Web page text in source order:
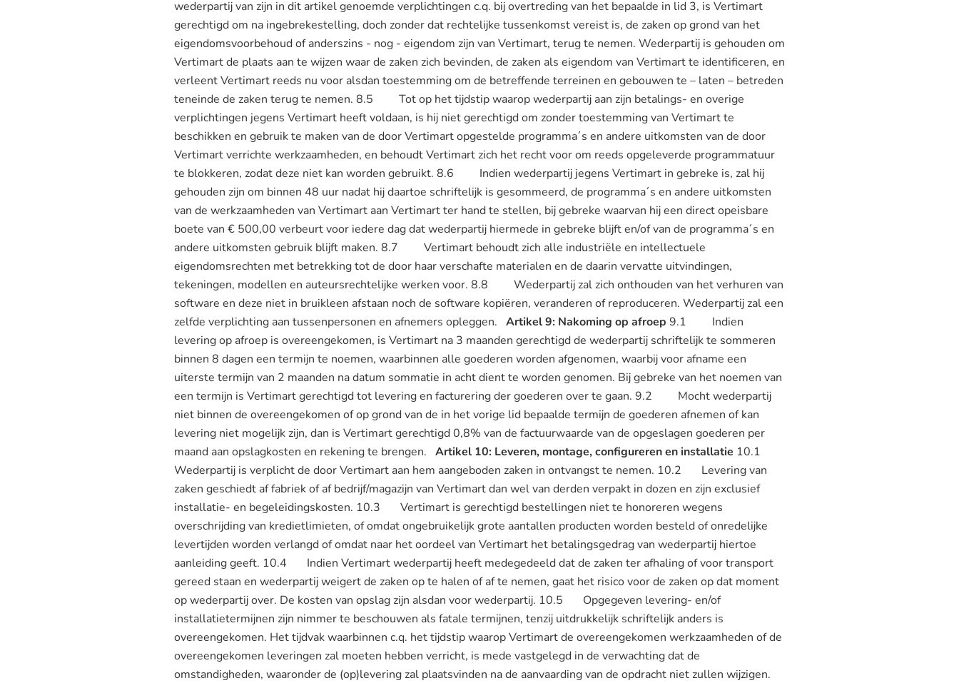
wederpartij van zijn in dit artikel genoemde verplichtingen c.q. bij overtreding van het bepaalde in lid 3, is Vertimart
gerechtigd om na ingebrekestelling, doch zonder dat rechtelijke tussenkomst vereist is, de zaken op grond van het
eigendomsvoorbehoud of anderszins - nog - eigendom zijn van Vertimart, terug te nemen. Wederpartij is gehouden om
Vertimart de plaats aan te wijzen waar de zaken zich bevinden, de zaken als eigendom van Vertimart te identificeren, en
verleent Vertimart reeds nu voor alsdan toestemming om de betreffende terreinen en gebouwen te – laten – betreden
teneinde de zaken terug te nemen. 8.5 Tot op het tijdstip waarop wederpartij aan zijn betalings- en overige
verplichtingen jegens Vertimart heeft voldaan, is hij niet gerechtigd om zonder toestemming van Vertimart te
beschikken en gebruik te maken van de door Vertimart opgestelde programma´s en andere uitkomsten van de door
Vertimart verrichte werkzaamheden, en behoudt Vertimart zich het recht voor om reeds opgeleverde programmatuur
te blokkeren, zodat deze niet kan worden gebruikt. 8.6 Indien wederpartij jegens Vertimart in gebreke is, zal hij
gehouden zijn om binnen 48 uur nadat hij daartoe schriftelijk is gesommeerd, de programma´s en andere uitkomsten
van de werkzaamheden van Vertimart aan Vertimart ter hand te stellen, bij gebreke waarvan hij een direct opeisbare
boete van € 500,00 verbeurt voor iedere dag dat wederpartij hiermede in gebreke blijft en/of van de programma´s en
andere uitkomsten gebruik blijft maken. 8.7 Vertimart behoudt zich alle industriële en intellectuele
eigendomsrechten met betrekking tot de door haar verschafte materialen en de daarin vervatte uitvindingen,
tekeningen, modellen en auteursrechtelijke werken voor. 8.8 Wederpartij zal zich onthouden van het verhuren van
software en deze niet in bruikleen afstaan noch de software kopiëren, veranderen of reproduceren. Wederpartij zal een
zelfde verplichting aan tussenpersonen en afnemers opleggen. Artikel 9: Nakoming op afroep 9.1 Indien
levering op afroep is overeengekomen, is Vertimart na 3 maanden gerechtigd de wederpartij schriftelijk te sommeren
binnen 8 dagen een termijn te noemen, waarbinnen alle goederen worden afgenomen, waarbij voor afname een
uiterste termijn van 2 maanden na datum sommatie in acht dient te worden genomen. Bij gebreke van het noemen van
een termijn is Vertimart gerechtigd tot levering en facturering der goederen over te gaan. 9.2 Mocht wederpartij
niet binnen de overeengekomen of op grond van de in het vorige lid bepaalde termijn de goederen afnemen of kan
levering niet mogelijk zijn, dan is Vertimart gerechtigd 0,8% van de factuurwaarde van de opgeslagen goederen per
maand aan opslagkosten en rekening te brengen. Artikel 10: Leveren, montage, configureren en installatie 10.1
Wederpartij is verplicht de door Vertimart aan hem aangeboden zaken in ontvangst te nemen. 10.2 Levering van
zaken geschiedt af fabriek of af bedrijf/magazijn van Vertimart dan wel van derden verpakt in dozen en zijn exclusief
installatie- en begeleidingskosten. 10.3 Vertimart is gerechtigd bestellingen niet te honoreren wegens
overschrijding van kredietlimieten, of omdat ongebruikelijk grote aantallen producten worden besteld of onredelijke
levertijden worden verlangd of omdat naar het oordeel van Vertimart het betalingsgedrag van wederpartij hiertoe
aanleiding geeft. 10.4 Indien Vertimart wederpartij heeft medegedeeld dat de zaken ter afhaling of voor transport
gereed staan en wederpartij weigert de zaken op te halen of af te nemen, gaat het risico voor de zaken op dat moment
op wederpartij over. De kosten van opslag zijn alsdan voor wederpartij. 10.5 Opgegeven levering- en/of
installatietermijnen zijn nimmer te beschouwen als fatale termijnen, tenzij uitdrukkelijk schriftelijk anders is
overeengekomen. Het tijdvak waarbinnen c.q. het tijdstip waarop Vertimart de overeengekomen werkzaamheden of de
overeengekomen leveringen zal moeten hebben verricht, is mede vastgelegd in de verwachting dat de
omstandigheden, waaronder de (op)levering zal plaatsvinden na de aanvaarding van de opdracht niet zullen wijzigen.